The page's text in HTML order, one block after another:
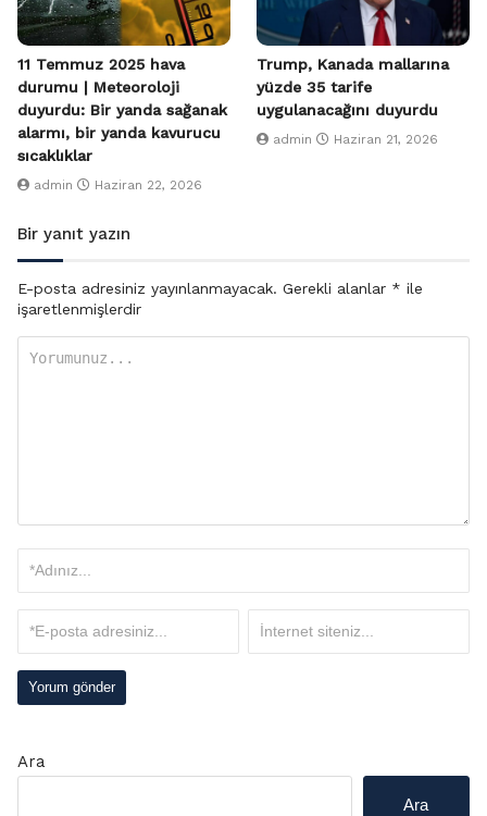
11 Temmuz 2025 hava
durumu | Meteoroloji
duyurdu: Bir yanda sağanak
alarmı, bir yanda kavurucu
sıcaklıklar
admin Haziran 22, 2026
Trump, Kanada mallarına
yüzde 35 tarife
uygulanacağını duyurdu
admin Haziran 21, 2026
Bir yanıt yazın
E-posta adresiniz yayınlanmayacak. Gerekli alanlar * ile
işaretlenmişlerdir
Ara
Ara